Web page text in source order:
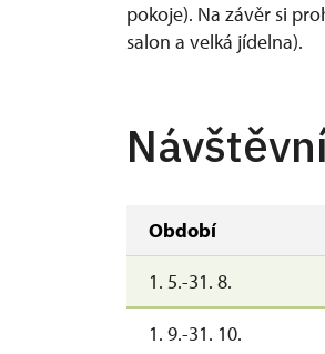
pokoje). Na závěr si
salon a velká jídelna).
Období
1. 5.-31. 8.
1. 9.-31. 10.